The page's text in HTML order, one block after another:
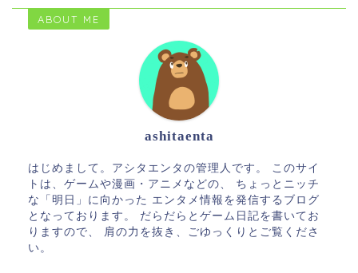
ABOUT ME
ashitaenta
はじめまして。アシタエンタの管理人です。 このサイ
トは、ゲームや漫画・アニメなどの、 ちょっとニッチ
な「明日」に向かった エンタメ情報を発信するブログ
となっております。 だらだらとゲーム日記を書いてお
りますので、 肩の力を抜き、ごゆっくりとご覧くださ
い。